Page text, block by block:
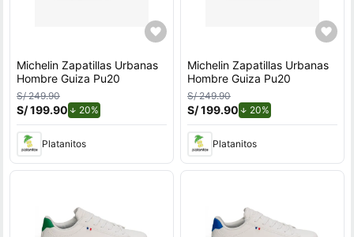
Michelin Zapatillas Urbanas
Hombre Guiza Pu20
S/ 249.90
S/ 199.90 20%
Platanitos
Michelin Zapatillas Urbanas
Hombre Guiza Pu20
S/ 249.90
S/ 199.90 20%de descuento.
Platanitos